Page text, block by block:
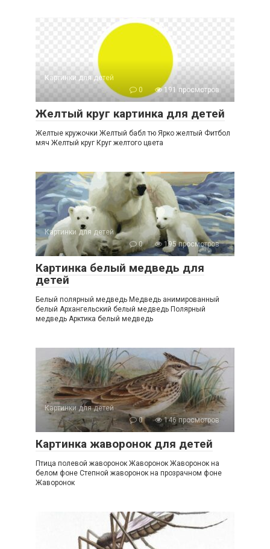
Картинки для детей
0
191 просмотров
Желтый круг картинка для детей
Желтые кружочки Желтый бабл тю Ярко желтый Фитбол
мяч Желтый круг Круг желтого цвета
Картинки для детей
0
195 просмотров
Картинка белый медведь для
детей
Белый полярный медведь Медведь анимированный
белый Архангельский белый медведь Полярный
медведь Арктика белый медведь
Картинки для детей
0
146 просмотров
Картинка жаворонок для детей
Птица полевой жаворонок Жаворонок Жаворонок на
белом фоне Степной жаворонок на прозрачном фоне
Жаворонок